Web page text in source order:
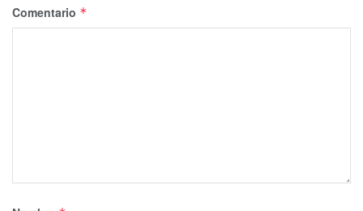
Comentario *